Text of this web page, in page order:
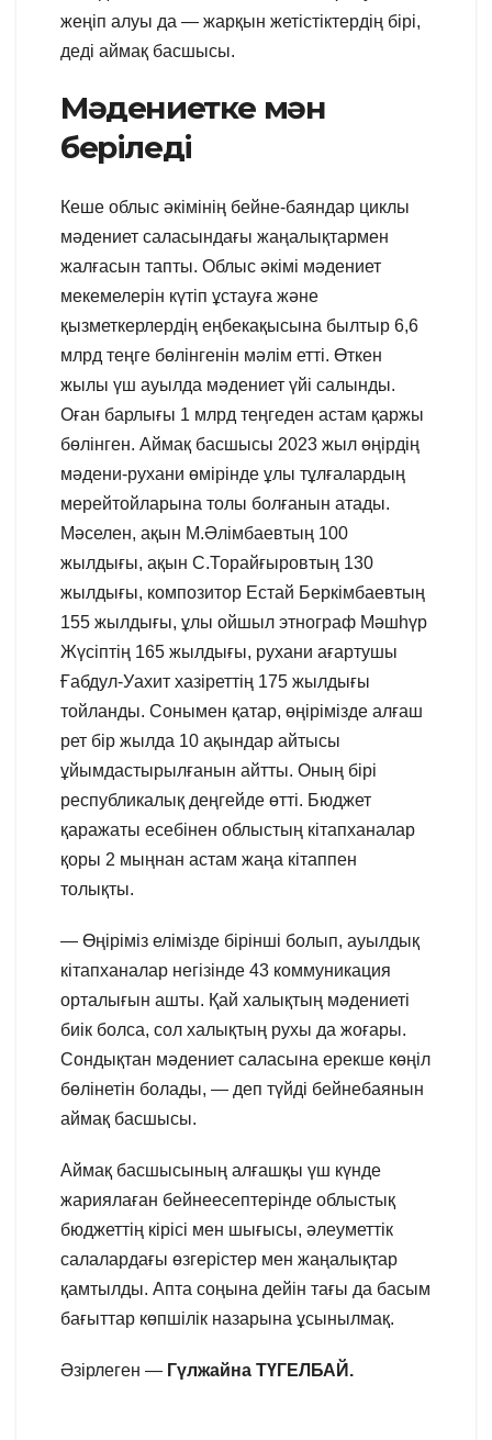
жеңіп алуы да — жарқын жетістіктердің бірі,
деді аймақ басшысы.
Мәдениетке мән
беріледі
Кеше облыс әкімінің бейне-баяндар циклы
мәдениет саласындағы жаңалықтармен
жалғасын тапты. Облыс әкімі мәдениет
мекемелерін күтіп ұстауға және
қызметкерлердің еңбекақысына былтыр 6,6
млрд теңге бөлінгенін мәлім етті. Өткен
жылы үш ауылда мәдениет үйі салынды.
Оған барлығы 1 млрд теңгеден астам қаржы
бөлінген. Аймақ басшысы 2023 жыл өңірдің
мәдени-рухани өмірінде ұлы тұлғалардың
мерейтойларына толы болғанын атады.
Мәселен, ақын М.Әлімбаевтың 100
жылдығы, ақын С.Торайғыровтың 130
жылдығы, композитор Естай Беркімбаевтың
155 жылдығы, ұлы ойшыл этнограф Мәшһүр
Жүсіптің 165 жылдығы, рухани ағартушы
Ғабдул-Уахит хазіреттің 175 жылдығы
тойланды. Сонымен қатар, өңірімізде алғаш
рет бір жылда 10 ақындар айтысы
ұйымдастырылғанын айтты. Оның бірі
республикалық деңгейде өтті. Бюджет
қаражаты есебінен облыстың кітапханалар
қоры 2 мыңнан астам жаңа кітаппен
толықты.
— Өңіріміз елімізде бірінші болып, ауылдық
кітапханалар негізінде 43 коммуникация
орталығын ашты. Қай халықтың мәдениеті
биік болса, сол халықтың рухы да жоғары.
Сондықтан мәдениет саласына ерекше көңіл
бөлінетін болады, — деп түйді бейнебаянын
аймақ басшысы.
Аймақ басшысының алғашқы үш күнде
жариялаған бейнеесептерінде облыстық
бюджеттің кірісі мен шығысы, әлеуметтік
салалардағы өзгерістер мен жаңалықтар
қамтылды. Апта соңына дейін тағы да басым
бағыттар көпшілік назарына ұсынылмақ.
Әзірлеген — Гүлжайна ТҮГЕЛБАЙ.